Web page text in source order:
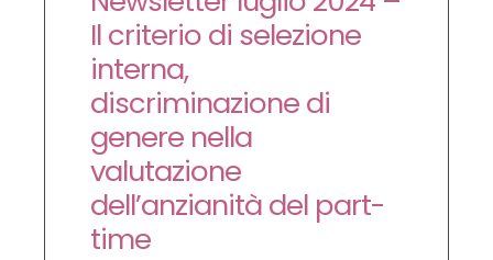
Il criterio di selezione
interna,
discriminazione di
genere nella
valutazione
dell’anzianità del part-
time